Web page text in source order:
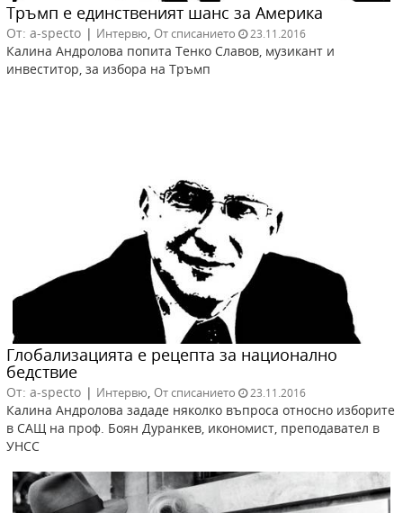
Тръмп е единственият шанс за Америка
От: a-specto | Интервю, От списанието 23.11.2016
Калина Андролова попита Тенко Славов, музикант и
инвеститор, за избора на Тръмп
Глобализацията е рецепта за национално
бедствие
От: a-specto | Интервю, От списанието 23.11.2016
Калина Андролова зададе няколко въпроса относно изборите
в САЩ на проф. Боян Дуранкев, икономист, преподавател в
УНСС